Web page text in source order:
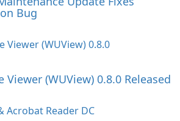
Bug
(WUView) 0.8.0 Released